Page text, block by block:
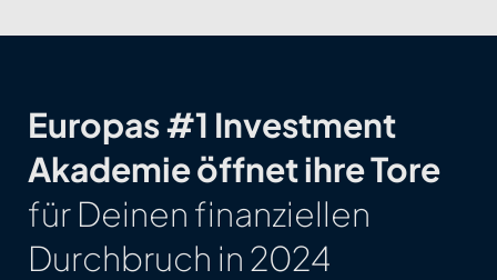
Europas #1 Investment
Akademie öffnet ihre Tore
für Deinen finanziellen
Durchbruch in 2024